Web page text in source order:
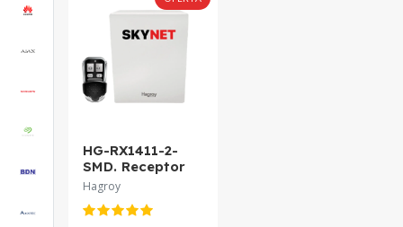
HG-RX1411-2-
SMD. Receptor
inalámbrico de 2
canales Hagroy
soporta hasta 62
Hagroy